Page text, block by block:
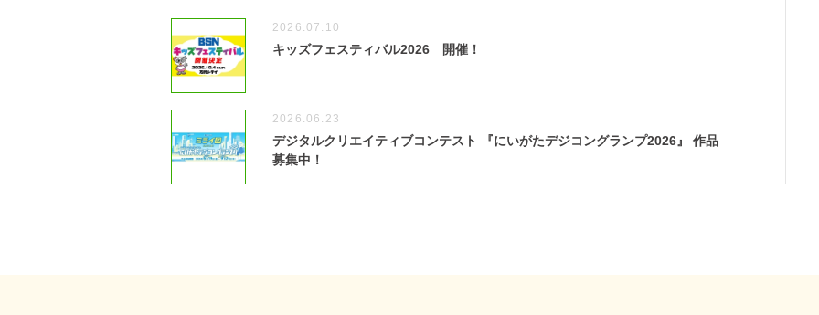
2026.07.10
キッズフェスティバル2026 開催！
2026.06.23
デジタルクリエイティブコンテスト 『にいがたデジコングランプ2026』 作品
募集中！